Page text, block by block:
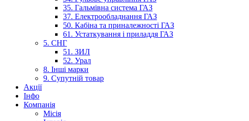
35. Гальмівна система ГАЗ
37. Електрообладнання ГАЗ
50. Кабіна та приналежності ГАЗ
61. Устаткування і приладдя ГАЗ
5. СНГ
51. ЗИЛ
52. Урал
8. Інші марки
9. Супутній товар
Акції
Інфо
Компанія
Місія